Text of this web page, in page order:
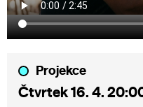
Projekce
Čtvrtek 16. 4.